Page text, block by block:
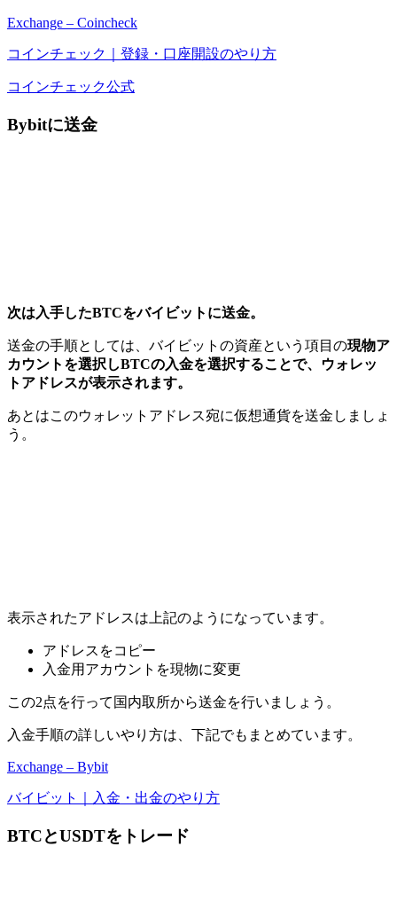
Exchange – Coincheck
コインチェック｜登録・口座開設のやり方
コインチェック公式
Bybitに送金
次は入手したBTCをバイビットに送金。
送金の手順としては、バイビットの資産という項目の現物ア
カウントを選択しBTCの入金を選択することで、ウォレッ
トアドレスが表示されます。
あとはこのウォレットアドレス宛に仮想通貨を送金しましょ
う。
表示されたアドレスは上記のようになっています。
アドレスをコピー
入金用アカウントを現物に変更
この2点を行って国内取所から送金を行いましょう。
入金手順の詳しいやり方は、下記でもまとめています。
Exchange – Bybit
バイビット｜入金・出金のやり方
BTCとUSDTをトレード